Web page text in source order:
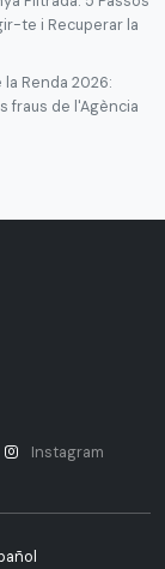
te i Recuperar la
la Renda 2026:
fraus de l'Agència
Instagram